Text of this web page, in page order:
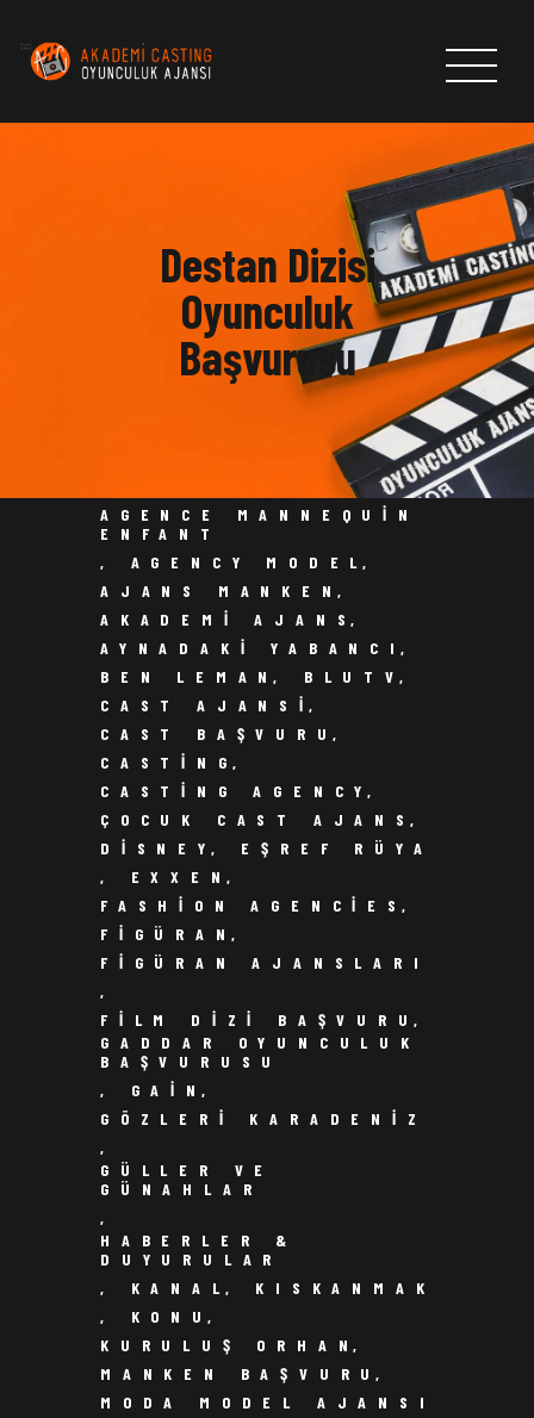
Destan Dizisi
Oyunculuk
Başvurusu
CASTLAR
HABERLER & DUYURULAR
AKADEMI CASTING OYUNCULUK AJANSI
BAŞVURU FORMU
AGENCE MANNEQUIN
ENFANT
, AGENCY MODEL,
AJANS MANKEN,
AKADEMI AJANS,
AYNADAKI YABANCI,
BEN LEMAN, BLUTV,
CAST AJANSI,
CAST BAŞVURU,
CASTING,
CASTING AGENCY,
ÇOCUK CAST AJANS,
DISNEY, EŞREF RÜYA
, EXXEN,
FASHION AGENCIES,
FIGÜRAN,
FIGÜRAN AJANSLARI
,
FILM DIZI BAŞVURU,
GADDAR OYUNCULUK
BAŞVURUSU
, GAIN,
GÖZLERI KARADENIZ
,
GÜLLER VE
GÜNAHLAR
,
HABERLER &
DUYURULAR
, KANAL, KISKANMAK
, KONU,
KURULUŞ ORHAN,
MANKEN BAŞVURU,
MODA MODEL AJANSI